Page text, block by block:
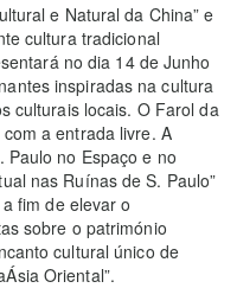
e Natural da China” e
cultura tradicional
no dia 14 de Junho
inspiradas na cultura
culturais locais. O Farol da
a entrada livre. A
Paulo no Espaço e no
nas Ruínas de S. Paulo”
fim de elevar o
sobre o património
cultural único de
Oriental”.